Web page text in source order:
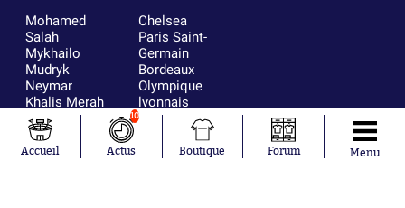
Mohamed
Salah
Mykhailo
Mudryk
Neymar
Khalis Merah
Loïs Openda
Moussa
Niakhaté
Chelsea
Paris Saint-
Germain
Bordeaux
Olympique
lyonnais
FIFA
Real Madrid
RC Strasbourg
Accueil
10
Actus Boutique Forum Menu